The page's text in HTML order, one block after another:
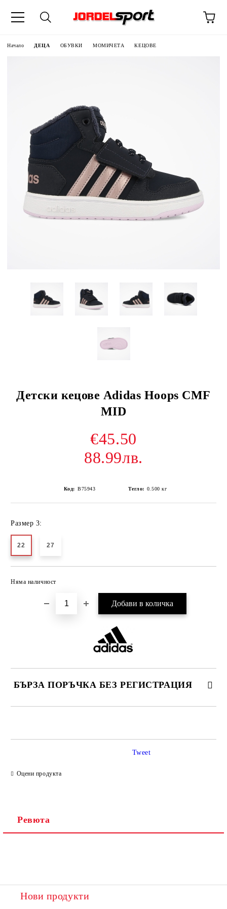
Начало ДЕЦА ОБУВКИ МОМИЧЕТА КЕЦОВЕ
Детски кецове Adidas Hoops CMF
MID
€45.50
88.99лв.
Код: B75943 Тегло: 0.500 кг
Размер 3:
22 27
Няма наличност
БЪРЗА ПОРЪЧКА БЕЗ РЕГИСТРАЦИЯ
Оцени продукта
Tweet
Ревюта
Нови продукти